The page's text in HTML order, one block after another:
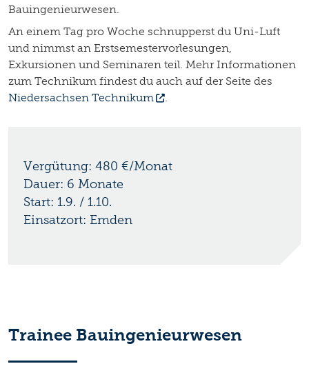
Bauingenieurwesen.
An einem Tag pro Woche schnupperst du Uni-Luft
und nimmst an Erstsemestervorlesungen,
Exkursionen und Seminaren teil. Mehr Informationen
zum Technikum findest du auch auf der Seite des
Niedersachsen Technikum
.
Vergütung: 480 €/Monat
Dauer: 6 Monate
Start: 1.9. / 1.10.
Einsatzort: Emden
Trainee Bauingenieurwesen